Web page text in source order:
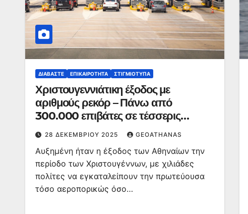
ΔΙΑΒΆΣΤΕ ΕΠΙΚΑΙΡΌΤΗΤΑ ΣΤΙΓΜΙΌΤΥΠΑ
Χριστουγεννιάτικη έξοδος με
αριθμούς ρεκόρ – Πάνω από
300.000 επιβάτες σε τέσσερις
ημέρες
28 ΔΕΚΕΜΒΡΊΟΥ 2025 GEOATHANAS
Αυξημένη ήταν η έξοδος των Αθηναίων την
περίοδο των Χριστουγέννων, με χιλιάδες
πολίτες να εγκαταλείπουν την πρωτεύουσα
τόσο αεροπορικώς όσο…